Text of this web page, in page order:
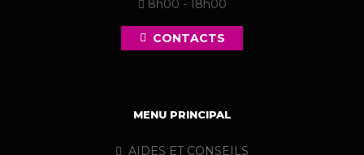
8h00 - 18h00
CONTACTS
MENU PRINCIPAL
AIDES ET CONSEILS